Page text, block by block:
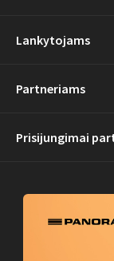
Lankytojams
Partneriams
Prisijungimai